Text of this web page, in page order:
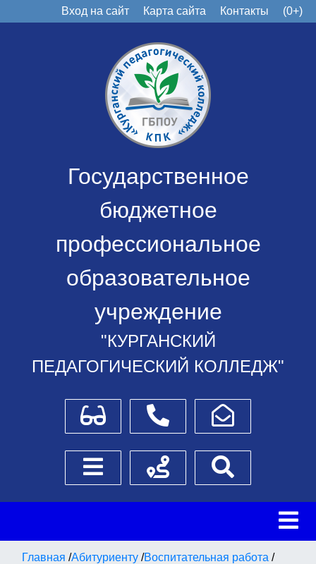
Вход на сайт Карта сайта Контакты (0+)
Государственное
бюджетное
профессиональное
образовательное
учреждение
"КУРГАНСКИЙ
ПЕДАГОГИЧЕСКИЙ КОЛЛЕДЖ"
Для слабовидящихТелефоныНаписать обращение
Боковое менюСхема проезда
Главная /Абитуриенту /Воспитательная работа /